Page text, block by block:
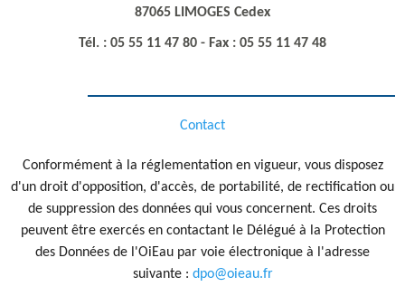
87065 LIMOGES Cedex
Tél. : 05 55 11 47 80 - Fax : 05 55 11 47 48
Contact
Conformément à la réglementation en vigueur, vous disposez
d'un droit d'opposition, d'accès, de portabilité, de rectification ou
de suppression des données qui vous concernent. Ces droits
peuvent être exercés en contactant le Délégué à la Protection
des Données de l'OiEau par voie électronique à l'adresse
suivante : dpo@oieau.fr